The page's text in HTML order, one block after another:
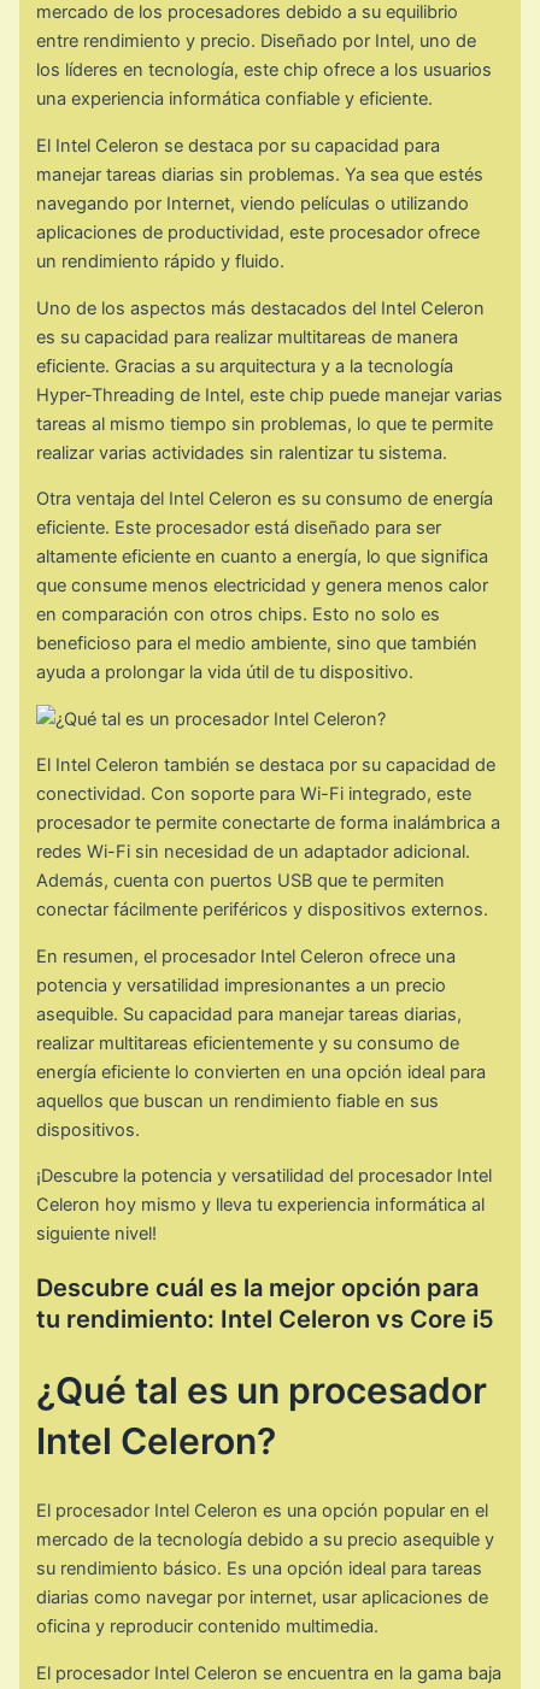
mercado de los procesadores debido a su equilibrio
entre rendimiento y precio. Diseñado por Intel, uno de
los líderes en tecnología, este chip ofrece a los usuarios
una experiencia informática confiable y eficiente.
El Intel Celeron se destaca por su capacidad para
manejar tareas diarias sin problemas. Ya sea que estés
navegando por Internet, viendo películas o utilizando
aplicaciones de productividad, este procesador ofrece
un rendimiento rápido y fluido.
Uno de los aspectos más destacados del Intel Celeron
es su capacidad para realizar multitareas de manera
eficiente. Gracias a su arquitectura y a la tecnología
Hyper-Threading de Intel, este chip puede manejar varias
tareas al mismo tiempo sin problemas, lo que te permite
realizar varias actividades sin ralentizar tu sistema.
Otra ventaja del Intel Celeron es su consumo de energía
eficiente. Este procesador está diseñado para ser
altamente eficiente en cuanto a energía, lo que significa
que consume menos electricidad y genera menos calor
en comparación con otros chips. Esto no solo es
beneficioso para el medio ambiente, sino que también
ayuda a prolongar la vida útil de tu dispositivo.
El Intel Celeron también se destaca por su capacidad de
conectividad. Con soporte para Wi-Fi integrado, este
procesador te permite conectarte de forma inalámbrica a
redes Wi-Fi sin necesidad de un adaptador adicional.
Además, cuenta con puertos USB que te permiten
conectar fácilmente periféricos y dispositivos externos.
En resumen, el procesador Intel Celeron ofrece una
potencia y versatilidad impresionantes a un precio
asequible. Su capacidad para manejar tareas diarias,
realizar multitareas eficientemente y su consumo de
energía eficiente lo convierten en una opción ideal para
aquellos que buscan un rendimiento fiable en sus
dispositivos.
¡Descubre la potencia y versatilidad del procesador Intel
Celeron hoy mismo y lleva tu experiencia informática al
siguiente nivel!
Descubre cuál es la mejor opción para
tu rendimiento: Intel Celeron vs Core i5
¿Qué tal es un procesador
Intel Celeron?
El procesador Intel Celeron es una opción popular en el
mercado de la tecnología debido a su precio asequible y
su rendimiento básico. Es una opción ideal para tareas
diarias como navegar por internet, usar aplicaciones de
oficina y reproducir contenido multimedia.
El procesador Intel Celeron se encuentra en la gama baja